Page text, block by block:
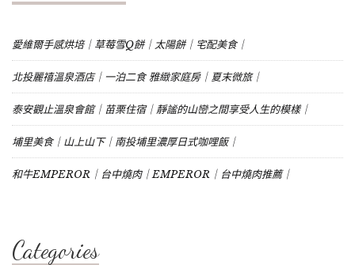
愛維爾手感烘培｜草莓雪Q餅｜太陽餅｜宅配美食｜
北投麗禧溫泉酒店｜一泊二食 雅緻家庭房｜夏末微旅｜
泰安觀止溫泉會館｜苗栗住宿｜靜謐的山巒之間享受人生的模樣｜
埔里美食｜山上山下｜南投埔里濃厚日式咖哩飯｜
和牛EMPEROR｜台中燒肉｜EMPEROR｜台中燒肉推薦｜
Categories